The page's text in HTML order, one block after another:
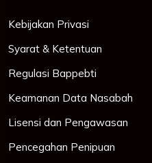
Kebijakan Privasi
Syarat & Ketentuan
Regulasi Bappebti
Keamanan Data Nasabah
Lisensi dan Pengawasan
Pencegahan Penipuan